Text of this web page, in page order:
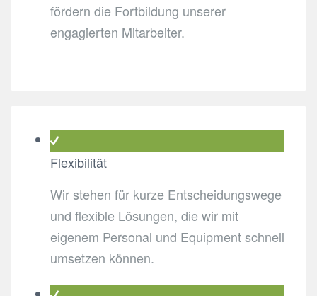
fördern die Fortbildung unserer
engagierten Mitarbeiter.
Flexibilität
Wir stehen für kurze Entscheidungswege
und flexible Lösungen, die wir mit
eigenem Personal und Equipment schnell
umsetzen können.